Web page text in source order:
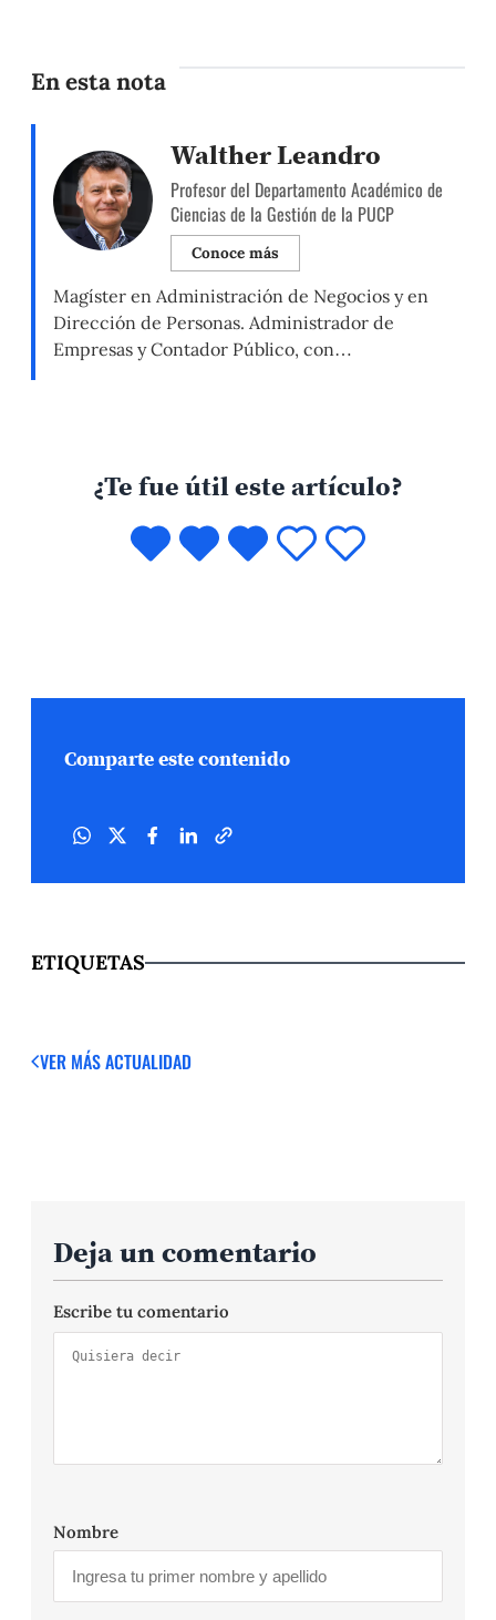
En esta nota
Walther Leandro
Profesor del Departamento Académico de
Ciencias de la Gestión de la PUCP
Conoce más
Magíster en Administración de Negocios y en
Dirección de Personas. Administrador de
Empresas y Contador Público, con
Recursos Humanos, Estrategias Empresariales y
Gerente de […]
¿Te fue útil este artículo?
Comparte este contenido
ETIQUETAS
VER MÁSACTUALIDAD
Deja un comentario
Escribe tu comentario
Nombre